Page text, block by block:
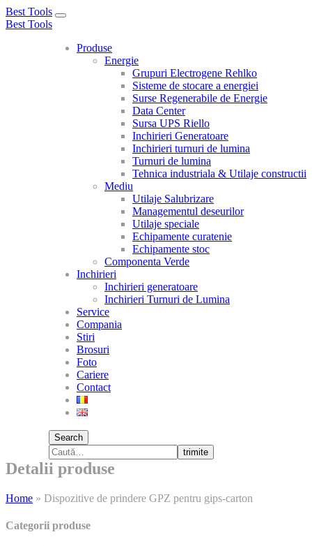
Best Tools
Toggle
Best Tools
Produse
Energie
Grupuri Electrogene Rehlko
Sisteme de stocare a energiei
Surse Regenerabile de Energie
Data Center
Sursa UPS Riello
Inchirieri Generatoare
Inchirieri turnuri de lumina
Turnuri de lumina
Tehnica industriala & Utilaje constructii
Mediu
Utilaje Salubrizare
Managementul deseurilor
Utilaje speciale
Echipamente curatenie
Echipamente stoc
Componenta Verde
Inchirieri
Inchirieri generatoare
Inchirieri Turnuri de Lumina
Service
Compania
Stiri
Brosuri
Foto
Cariere
Contact
Search
trimite
Detalii produse
Home » Dispozitive de prindere GPZ pentru gips-carton
Categorii produse